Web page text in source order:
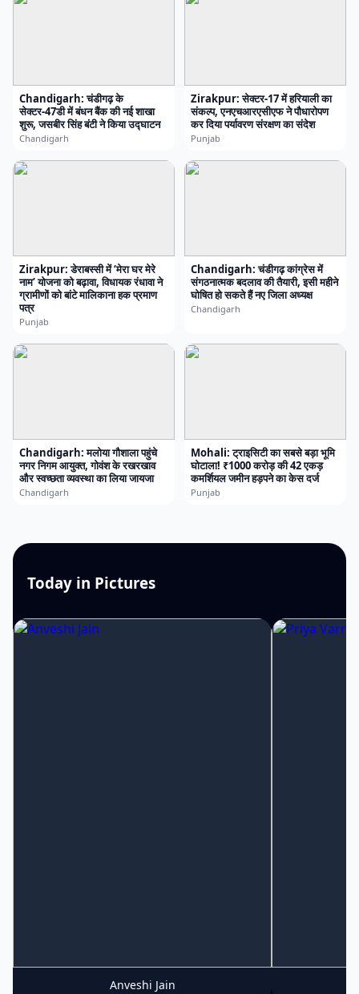
Chandigarh: चंडीगढ़ के
सेक्टर-47डी में बंधन बैंक की नई शाखा
शुरू, जसबीर सिंह बंटी ने किया उद्घाटन
Chandigarh
Zirakpur: सेक्टर-17 में हरियाली का
संकल्प, एनएचआरएसीएफ ने पौधारोपण
कर दिया पर्यावरण संरक्षण का संदेश
Punjab
Zirakpur: डेराबस्सी में ‘मेरा घर मेरे
नाम’ योजना को बढ़ावा, विधायक रंधावा ने
ग्रामीणों को बांटे मालिकाना हक प्रमाण
पत्र
Punjab
Chandigarh: चंडीगढ़ कांग्रेस में
संगठनात्मक बदलाव की तैयारी, इसी महीने
घोषित हो सकते हैं नए जिला अध्यक्ष
Chandigarh
Chandigarh: मलोया गौशाला पहुंचे
नगर निगम आयुक्त, गोवंश के रखरखाव
और स्वच्छता व्यवस्था का लिया जायजा
Chandigarh
Mohali: ट्राइसिटी का सबसे बड़ा भूमि
घोटाला! ₹1000 करोड़ की 42 एकड़
कमर्शियल जमीन हड़पने का केस दर्ज
Punjab
Today in Pictures
Anveshi Jain